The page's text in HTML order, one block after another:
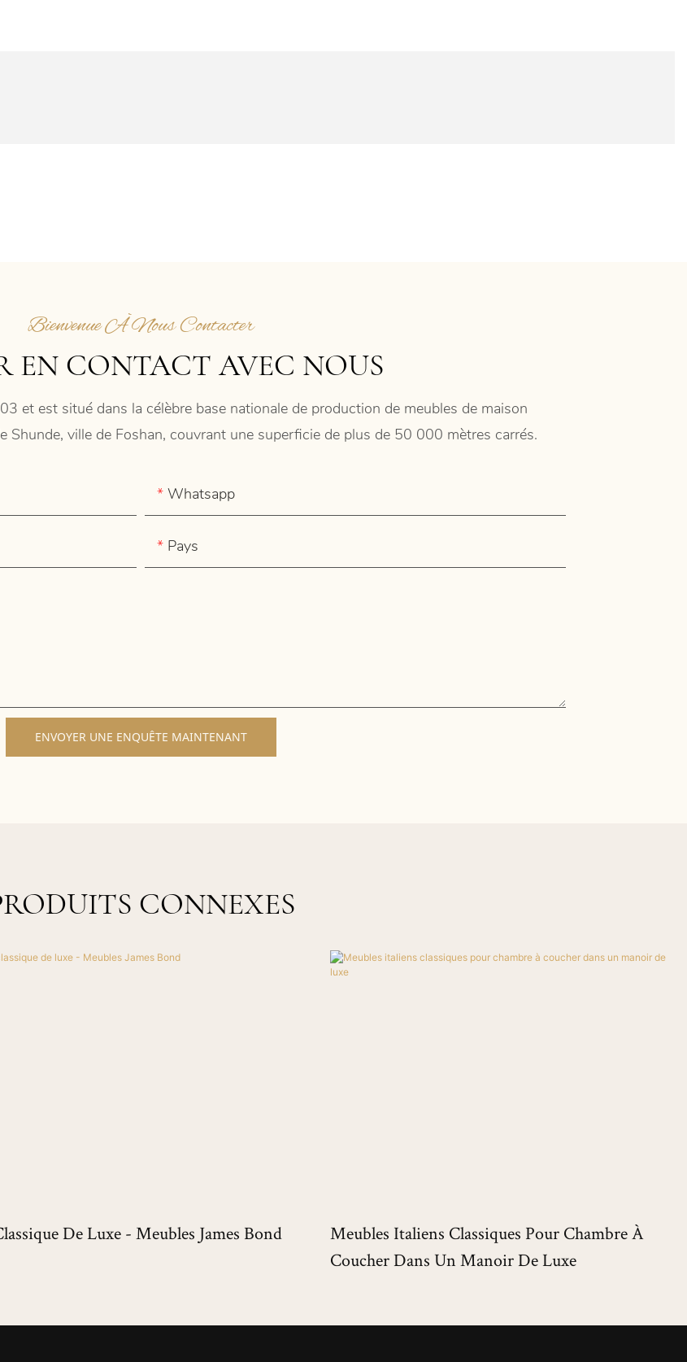
Bienvenue À Nous Contacter
EN CONTACT AVEC NOUS
et est situé dans la célèbre base nationale de production de meubles de maison
Shunde, ville de Foshan, couvrant une superficie de plus de 50 000 mètres carrés.
Whatsapp
Pays
ENVOYER UNE ENQUÊTE MAINTENANT
CONNEXES
De Luxe - Meubles James Bond
Meubles Italiens Classiques Pour Chambre À
Coucher Dans Un Manoir De Luxe